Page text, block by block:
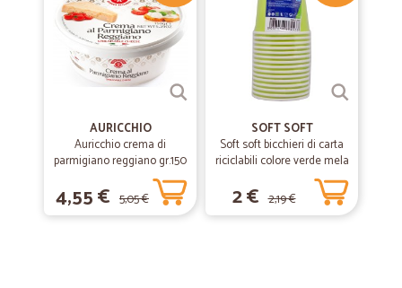
AURICCHIO
Auricchio crema di
parmigiano reggiano gr.150
4,55 € 5,05 €
SOFT SOFT
Soft soft bicchieri di carta
riciclabili colore verde mela
2 € 2,19 €